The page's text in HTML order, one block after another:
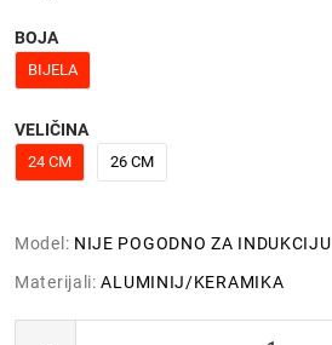
BOJA
BIJELA
VELIČINA
24 CM 26 CM
Model: NIJE POGODNO ZA INDUKCIJU
Materijali: ALUMINIJ/KERAMIKA